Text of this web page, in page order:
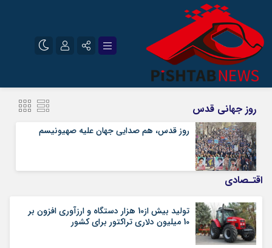
سروش
ایتا
آپارات
رمز عبور
روز جهانی قدس
روز قدس، هم صدایی جهان علیه صهیونیسم
اقتـصادی
تولید بیش از10 هزار دستگاه و ارزآوری افزون بر
10 میلیون دلاری تراکتور برای کشور